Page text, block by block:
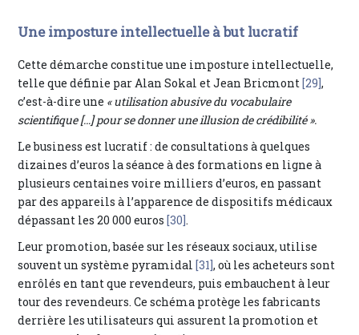
Une imposture intellectuelle à but lucratif
Cette démarche constitue une imposture intellectuelle,
telle que définie par Alan Sokal et Jean Bricmont[29],
c’est-à-dire une « utilisation abusive du vocabulaire
scientifique […] pour se donner une illusion de crédibilité ».
Le business est lucratif : de consultations à quelques
dizaines d’euros la séance à des formations en ligne à
plusieurs centaines voire milliers d’euros, en passant
par des appareils à l’apparence de dispositifs médicaux
dépassant les 20 000 euros[30].
Leur promotion, basée sur les réseaux sociaux, utilise
souvent un système pyramidal[31], où les acheteurs sont
enrôlés en tant que revendeurs, puis embauchent à leur
tour des revendeurs. Ce schéma protège les fabricants
derrière les utilisateurs qui assurent la promotion et